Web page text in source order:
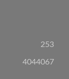
253
4044067